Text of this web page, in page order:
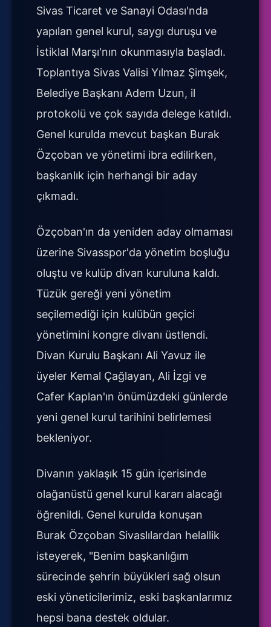
Sivas Ticaret ve Sanayi Odası'nda
yapılan genel kurul, saygı duruşu ve
İstiklal Marşı'nın okunmasıyla başladı.
Toplantıya Sivas Valisi Yılmaz Şimşek,
Belediye Başkanı Adem Uzun, il
protokolü ve çok sayıda delege katıldı.
Genel kurulda mevcut başkan Burak
Özçoban ve yönetimi ibra edilirken,
başkanlık için herhangi bir aday
çıkmadı.
Özçoban'ın da yeniden aday olmaması
üzerine Sivasspor'da yönetim boşluğu
oluştu ve kulüp divan kuruluna kaldı.
Tüzük gereği yeni yönetim
seçilemediği için kulübün geçici
yönetimini kongre divanı üstlendi.
Divan Kurulu Başkanı Ali Yavuz ile
üyeler Kemal Çağlayan, Ali İzgi ve
Cafer Kaplan'ın önümüzdeki günlerde
yeni genel kurul tarihini belirlemesi
bekleniyor.
Divanın yaklaşık 15 gün içerisinde
olağanüstü genel kurul kararı alacağı
öğrenildi. Genel kurulda konuşan
Burak Özçoban Sivaslılardan helallik
isteyerek, "Benim başkanlığım
sürecinde şehrin büyükleri sağ olsun
eski yöneticilerimiz, eski başkanlarımız
hepsi bana destek oldular.